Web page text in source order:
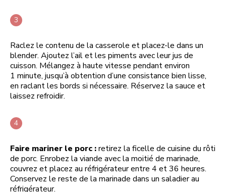
Raclez le contenu de la casserole et placez-le dans un
blender. Ajoutez l’ail et les piments avec leur jus de
cuisson. Mélangez à haute vitesse pendant environ
1 minute, jusqu’à obtention d’une consistance bien lisse,
en raclant les bords si nécessaire. Réservez la sauce et
laissez refroidir.
Faire mariner le porc :retirez la ficelle de cuisine du rôti
de porc. Enrobez la viande avec la moitié de marinade,
couvrez et placez au réfrigérateur entre 4 et 36 heures.
Conservez le reste de la marinade dans un saladier au
réfrigérateur.